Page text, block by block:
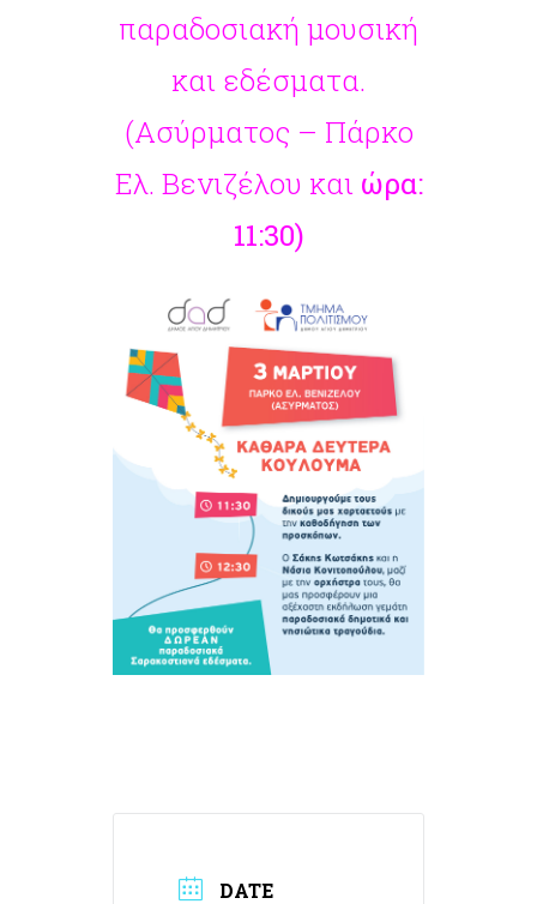
παραδοσιακή μουσική
και εδέσματα.
(Ασύρματος – Πάρκο
Ελ. Βενιζέλου και ώρα:
11:30)
DATE